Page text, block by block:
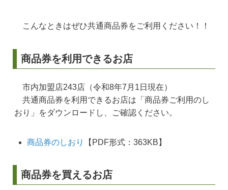
こんなときはぜひ共通商品券をご利用ください！！
商品券を利用できるお店
市内加盟店243店（令和8年7月1日現在）
共通商品券を利用できるお店は「商品券ご利用のし
おり」をダウンロードし、ご確認ください。
商品券のしおり 【PDF形式：363KB】
商品券を買えるお店